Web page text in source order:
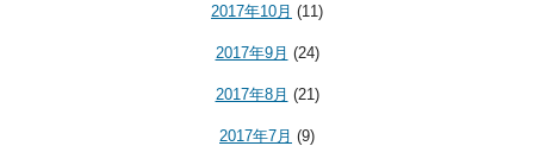
2017年10月 (11)
2017年9月 (24)
2017年8月 (21)
2017年7月 (9)